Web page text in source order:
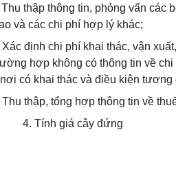
thập thông tin, phỏng vấn các
và các chi phí hợp lý khác;
Xác định chi phí khai thác, vận
hợp không có thông tin về
có khai thác và điều kiện tương
Thu thập, tổng hợp thông tin về
4. Tính giá cây đứng